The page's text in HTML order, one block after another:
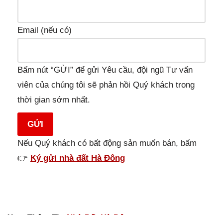
Email (nếu có)
Bấm nút “GỬI” để gửi Yêu cầu, đội ngũ Tư vấn
viên của chúng tôi sẽ phản hồi Quý khách trong
thời gian sớm nhất.
GỬI
Nếu Quý khách có bất động sản muốn bán, bấm
👉 Ký gửi nhà đất Hà Đông